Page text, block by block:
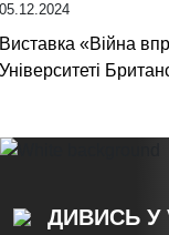
05.12.2024
Виставка «Війна
Університеті
ДИВИСЬ У